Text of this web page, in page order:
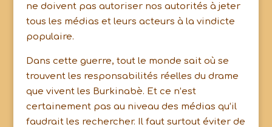
ne doivent pas autoriser nos autorités à jeter
tous les médias et leurs acteurs à la vindicte
populaire.
Dans cette guerre, tout le monde sait où se
trouvent les responsabilités réelles du drame
que vivent les Burkinabè. Et ce n’est
certainement pas au niveau des médias qu’il
faudrait les rechercher. Il faut surtout éviter de